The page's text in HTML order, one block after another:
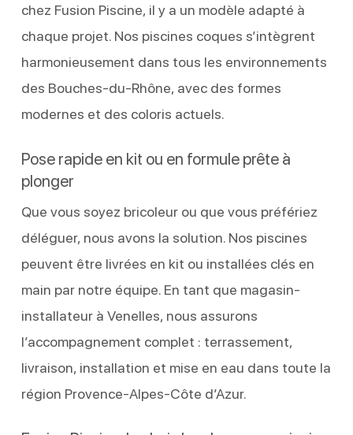
chez Fusion Piscine, il y a un modèle adapté à
chaque projet. Nos piscines coques s’intègrent
harmonieusement dans tous les environnements
des Bouches-du-Rhône, avec des formes
modernes et des coloris actuels.
Pose rapide en kit ou en formule prête à
plonger
Que vous soyez bricoleur ou que vous préfériez
déléguer, nous avons la solution. Nos piscines
peuvent être livrées en kit ou installées clés en
main par notre équipe. En tant que magasin-
installateur à Venelles, nous assurons
l’accompagnement complet : terrassement,
livraison, installation et mise en eau dans toute la
région Provence-Alpes-Côte d’Azur.